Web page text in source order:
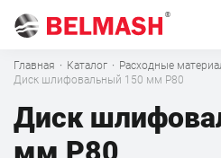
Главная · Каталог · Расходные
Диск шлифовальный 150 мм Р80
Диск